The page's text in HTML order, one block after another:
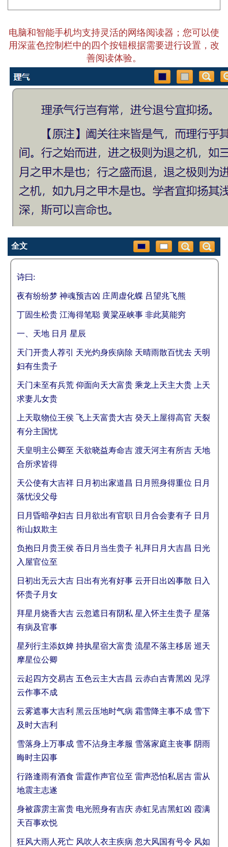
电脑和智能手机均支持灵活的网络阅读器；您可以使
用深蓝色控制栏中的四个按钮根据需要进行设置，改
善阅读体验。
全文
诗曰:
夜有纷纷梦 神魂预吉凶 庄周虚化蝶 吕望兆飞熊
丁固生松贵 江海得笔聪 黄粱巫峡事 非此莫能穷
一、天地 日月 星辰
天门开贵人荐引 天光灼身疾病除 天晴雨散百忧去 天明
妇有生贵子
天门未至有兵荒 仰面向天大富贵 乘龙上天主大贵 上天
求妻儿女贵
上天取物位王侯 飞上天富贵大吉 癸天上屋得高官 天裂
有分主国忧
天皇明主公卿至 天欲晓益寿命吉 渡天河主有所吉 天地
合所求皆得
天公使有大吉祥 日月初出家道昌 日月照身得重位 日月
落忧没父母
日月昏暗孕妇吉 日月欲出有官职 日月合会妻有子 日月
衔山奴欺主
负抱日月贵王侯 吞日月当生贵子 礼拜日月大吉昌 日光
入屋官位至
日初出无云大吉 日出有光有好事 云开日出凶事散 日入
怀贵子月女
拜星月烧香大吉 云忽遮日有阴私 星入怀主生贵子 星落
有病及官事
星列行主添奴婢 持执星宿大富贵 流星不落主移居 巡天
摩星位公卿
云起四方交易吉 五色云主大吉昌 云赤白吉青黑凶 见浮
云作事不成
云雾遮事大吉利 黑云压地时气病 霜雪降主事不成 雪下
及时大吉利
雪落身上万事成 雪不沾身主孝服 雪落家庭主丧事 阴雨
晦时主囚事
行路逢雨有酒食 雷霆作声官位至 雷声恐怕私居吉 雷从
地震主志遂
身被霹雳主富贵 电光照身有吉庆 赤虹见吉黑虹凶 霞满
天百事欢悦
狂风大雨人死亡 风吹人衣主疾病 忽大风国有号令 风如